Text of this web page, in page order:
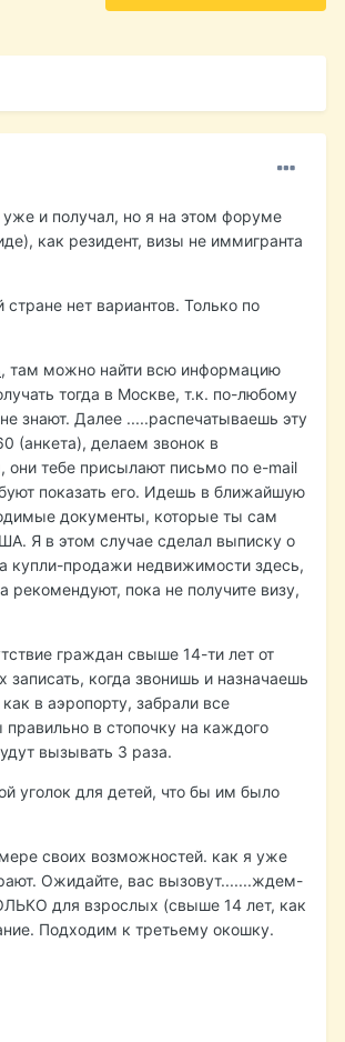
и получал, но я на этом форуме
как резидент, визы не иммигранта
нет вариантов. Только по
, там можно найти всю информацию
тогда в Москве, т.к. по-любому
знают. Далее .....распечатываешь эту
(анкета), делаем звонок в
они тебе присылают письмо по e-mail
показать его. Идешь в ближайшую
документы, которые ты сам
Я в этом случае сделал выписку о
купли-продажи недвижимости здесь,
пока не получите визу,
граждан свыше 14-ти лет от
когда звонишь и назначаешь
в аэропорту, забрали все
в стопочку на каждого
вызывать 3 раза.
уголок для детей, что бы им было
своих возможностей. как я уже
Ожидайте, вас вызовут.......ждем-
для взрослых (свыше 14 лет, как
Подходим к третьему окошку.